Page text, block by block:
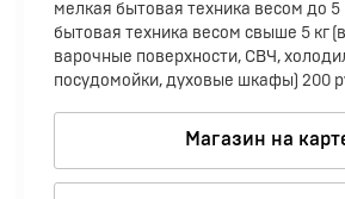
мелкая бытовая техника весом до 5
бытовая техника весом свыше 5 кг
варочные поверхности, СВЧ,
посудомойки, духовые шкафы) 200
Магазин на